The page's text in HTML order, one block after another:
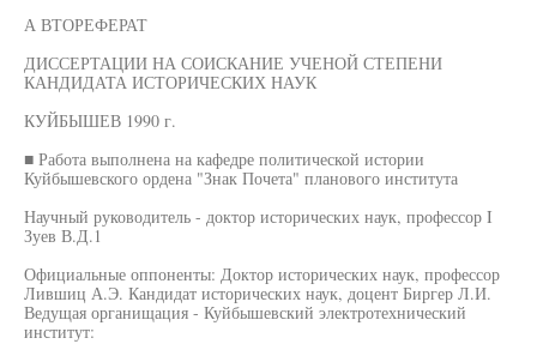
А ВТОРЕФЕРАТ
ДИССЕРТАЦИИ НА СОИСКАНИЕ УЧЕНОЙ СТЕПЕНИ
КАНДИДАТА ИСТОРИЧЕСКИХ НАУК
КУЙБЫШЕВ 1990 г.
■ Работа выполнена на кафедре политической истории
Куйбышевского ордена "Знак Почета" планового института
Научный руководитель - доктор исторических наук, профессор I
Зуев В.Д.1
Официальные оппоненты: Доктор исторических наук, профессор
Лившиц А.Э. Кандидат исторических наук, доцент Биргер Л.И.
Ведущая органищация - Куйбышевский электротехнический
институт: